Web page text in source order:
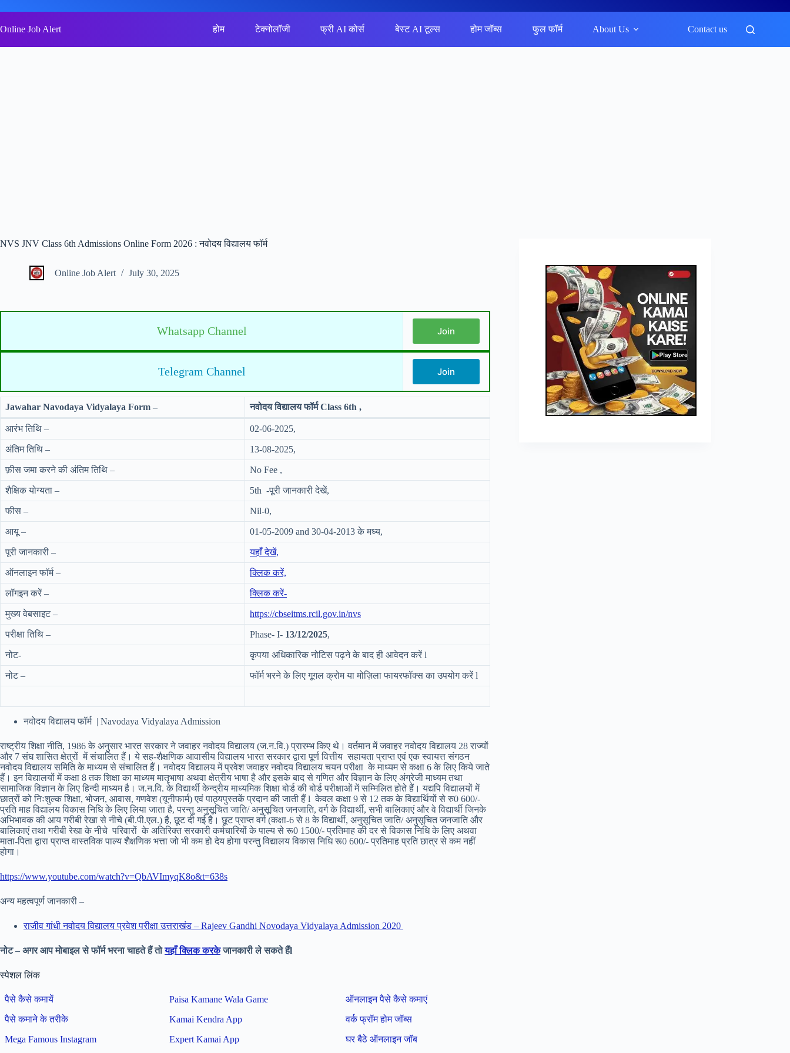
to
content
Online Job Alert होम टेक्नोलॉजी फ्री AI कोर्स बेस्ट AI टूल्स होम जॉब्स फुल फॉर्म About Us Contact us
NVS JNV Class 6th Admissions Online Form 2026 : नवोदय विद्यालय फॉर्म
Online Job Alert July 30, 2025
Whatsapp Channel Join
Telegram Channel Join
Jawahar Navodaya Vidyalaya Form – नवोदय विद्यालय फॉर्म Class 6th ,
आरंभ तिथि – 02-06-2025,
अंतिम तिथि – 13-08-2025,
फ़ीस जमा करने की अंतिम तिथि – No Fee ,
शैक्षिक योग्यता – 5th -पूरी जानकारी देखें,
फीस – Nil-0,
आयू – 01-05-2009 and 30-04-2013 के मध्य,
पूरी जानकारी – यहाँ देखें,
ऑनलाइन फॉर्म – क्लिक करें,
लॉगइन करें – क्लिक करें-
मुख्य वेबसाइट – https://cbseitms.rcil.gov.in/nvs
परीक्षा तिथि – Phase- I- 13/12/2025,
नोट- कृपया अधिकारिक नोटिस पढ़ने के बाद ही आवेदन करें l
नोट – फॉर्म भरने के लिए गूगल क्रोम या मोज़िला फायरफॉक्स का उपयोग करें l
नवोदय विद्यालय फॉर्म | Navodaya Vidyalaya Admission
राष्ट्रीय शिक्षा नीति, 1986 के अनुसार भारत सरकार ने जवाहर नवोदय विद्यालय (ज.न.वि.) प्रारम्भ किए थे। वर्तमान में जवाहर नवोदय विद्यालय 28 राज्यों
और 7 संघ शासित क्षेत्रों में संचालित हैं। ये सह-शैक्षणिक आवासीय विद्यालय भारत सरकार द्वारा पूर्ण वित्तीय सहायता प्राप्त एवं एक स्वायत्त संगठन
नवोदय विद्यालय समिति के माध्यम से संचालित हैं। नवोदय विद्यालय में प्रवेश जवाहर नवोदय विद्यालय चयन परीक्षा के माध्यम से कक्षा 6 के लिए किये जाते
हैं। इन विद्यालयों में कक्षा 8 तक शिक्षा का माध्यम मातृभाषा अथवा क्षेत्रीय भाषा है और इसके बाद से गणित और विज्ञान के लिए अंग्रेजी माध्यम तथा
सामाजिक विज्ञान के लिए हिन्दी माध्यम है। ज.न.वि. के विद्यार्थी केन्द्रीय माध्यमिक शिक्षा बोर्ड की बोर्ड परीक्षाओं में सम्मिलित होते हैं। यद्यपि विद्यालयों में
छात्रों को निःशुल्क शिक्षा, भोजन, आवास, गणवेश (यूनीफार्म) एवं पाठ्यपुस्तकें प्रदान की जाती हैं l केवल कक्षा 9 से 12 तक के विद्यार्थियों से रु0 600/-
प्रति माह विद्यालय विकास निधि के लिए लिया जाता है, परन्तु अनुसूचित जाति/ अनुसूचित जनजाति, वर्ग के विद्यार्थी, सभी बालिकाएं और वे विद्यार्थी जिनके
अभिभावक की आय गरीबी रेखा से नीचे (बी.पी.एल.) है, छूट दी गई है। छूट प्राप्त वर्ग (कक्षा-6 से 8 के विद्यार्थी, अनुसूचित जाति/ अनुसूचित जनजाति और
बालिकाएं तथा गरीबी रेखा के नीचे परिवारों के अतिरिक्त सरकारी कर्मचारियों के पाल्य से रू0 1500/- प्रतिमाह की दर से विकास निधि के लिए अथवा
माता-पिता द्वारा प्राप्त वास्तविक पाल्य शैक्षणिक भत्ता जो भी कम हो देय होगा परन्तु विद्यालय विकास निधि रू0 600/- प्रतिमाह प्रति छात्र से कम नहीं
होगा।
https://www.youtube.com/watch?v=QbAVImyqK8o&t=638s
अन्य महत्वपूर्ण जानकारी –
राजीव गांधी नवोदय विद्यालय प्रवेश परीक्षा उत्तराखंड – Rajeev Gandhi Novodaya Vidyalaya Admission 2020
नोट – अगर आप मोबाइल से फॉर्म भरना चाहते हैं तोयहाँ क्लिक करकेजानकारी ले सकते हैंl
स्पेशल लिंक
पैसे कैसे कमायें Paisa Kamane Wala Game
ऑनलाइन पैसे कैसे कमाएं
पैसे कमाने के तरीके
Kamai Kendra App
वर्क फ्रॉम होम जॉब्स
Mega Famous Instagram
Expert Kamai App घर बैठे ऑनलाइन जॉब